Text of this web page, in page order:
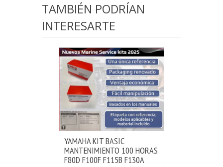
TAMBIÉN PODRÍAN
INTERESARTE
AÑADIR MÁS INFO
YAMAHA KIT BASIC
MANTENIMIENTO 100 HORAS
F80D F100F F115B F130A